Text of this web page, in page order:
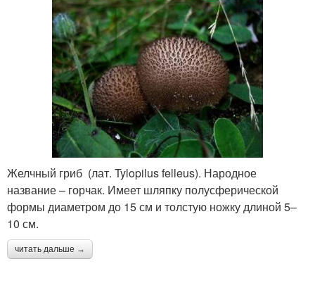
Желчный гриб (лат. Tylopilus felleus). Народное
название – горчак. Имеет шляпку полусферической
формы диаметром до 15 см и толстую ножку длиной 5–
10 см.
читать дальше →